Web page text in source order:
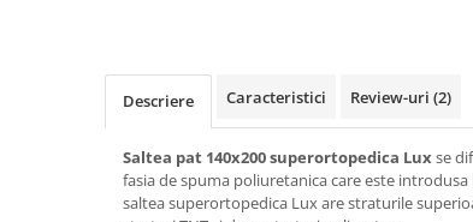
Top saltele MemoHR 6.5 cm
Saltele ieftine
Saltele cu plasa de arcuri
Saltele cu spuma
Mobila bucatarie
Seturi mese si scaune bucatarie
Descriere Caracteristici Review-uri (2)
Saltea pat 140x200 superortopedica Luxse
fasia de spuma poliuretanica care este
saltea superortopedica Lux are straturile